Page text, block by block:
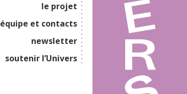
le projet
équipe et contacts
newsletter
soutenir l’Univers